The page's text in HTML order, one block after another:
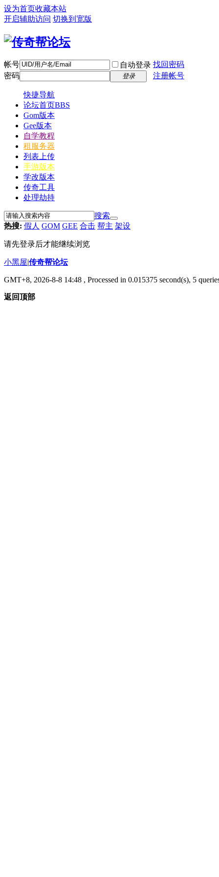
设为首页收藏本站
开启辅助访问 切换到宽版
帐号 自动登录 找回密码
密码
登录 注册帐号
快捷导航
论坛首页BBS
Gom版本
Gee版本
自学教程
租服务器
列表上传
手游版本
学改版本
传奇工具
处理劫持
搜索
热搜: 假人 GOM GEE 合击 帮主 架设
请先登录后才能继续浏览
小黑屋|传奇帮论坛
GMT+8, 2026-8-8 14:48 , Processed in 0.015375 second(s), 5
返回顶部